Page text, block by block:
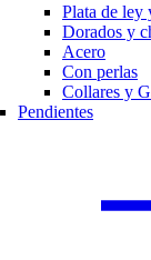
Plata de ley
Dorados y
Acero
Con perlas
Collares y
Pendientes